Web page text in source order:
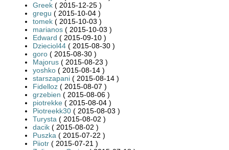
Greek ( 2015-12-25 )
gregu ( 2015-10-04 )
tomek ( 2015-10-03 )
marianos ( 2015-10-03 )
Edward ( 2015-09-10 )
Dzieciol44 ( 2015-08-30 )
goro ( 2015-08-30 )
Majorus ( 2015-08-23 )
yoshko ( 2015-08-14 )
starszapani ( 2015-08-14 )
Fidelloz ( 2015-08-07 )
grzebien ( 2015-08-06 )
piotrekke ( 2015-08-04 )
Piotreekk30 ( 2015-08-03 )
Turysta ( 2015-08-02 )
dacik ( 2015-08-02 )
Puszka ( 2015-07-22 )
Piiotr ( 2015-07-21 )